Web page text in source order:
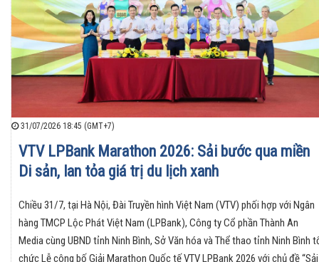
31/07/2026 18:45 (GMT+7)
VTV LPBank Marathon 2026: Sải bước qua miền
Di sản, lan tỏa giá trị du lịch xanh
Chiều 31/7, tại Hà Nội, Đài Truyền hình Việt Nam (VTV) phối hợp với Ngân
hàng TMCP Lộc Phát Việt Nam (LPBank), Công ty Cổ phần Thành An
Media cùng UBND tỉnh Ninh Bình, Sở Văn hóa và Thể thao tỉnh Ninh Bình
chức Lễ công bố Giải Marathon Quốc tế VTV LPBank 2026 với chủ đề “Sải